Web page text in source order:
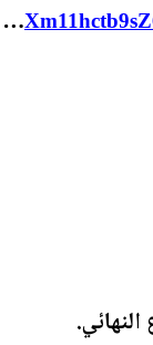
iXyuaKsw8aNXm11hctb9sZ62ehnlngrfFwI0JJ62COg_aem_NEOa9gbNVQISsGOIXWdfhg